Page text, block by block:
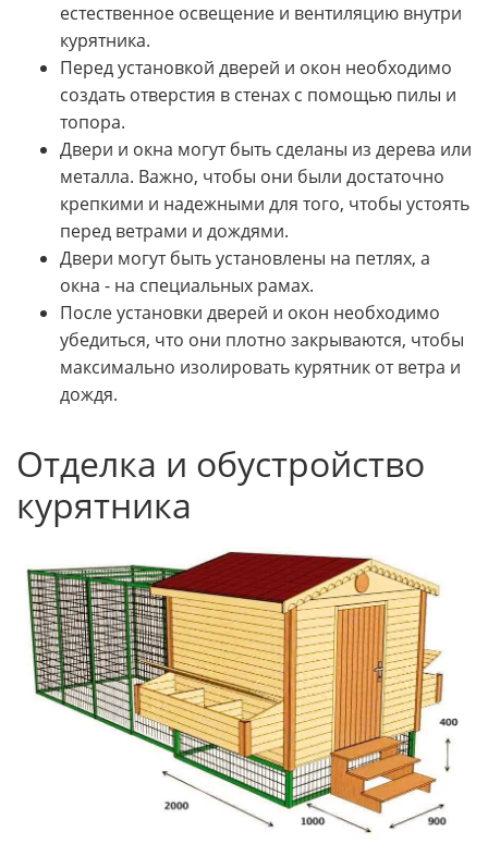
естественное освещение и вентиляцию внутри
курятника.
Перед установкой дверей и окон необходимо
создать отверстия в стенах с помощью пилы и
топора.
Двери и окна могут быть сделаны из дерева или
металла. Важно, чтобы они были достаточно
крепкими и надежными для того, чтобы устоять
перед ветрами и дождями.
Двери могут быть установлены на петлях, а
окна - на специальных рамах.
После установки дверей и окон необходимо
убедиться, что они плотно закрываются, чтобы
максимально изолировать курятник от ветра и
дождя.
Отделка и обустройство
курятника